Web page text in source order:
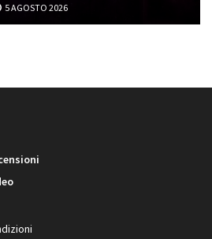
5 AGOSTO 2026